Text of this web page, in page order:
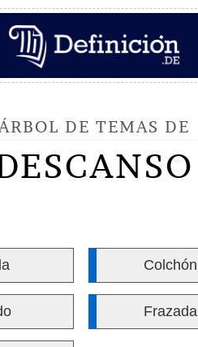
DE TEMAS DE
Colchón
Frazada